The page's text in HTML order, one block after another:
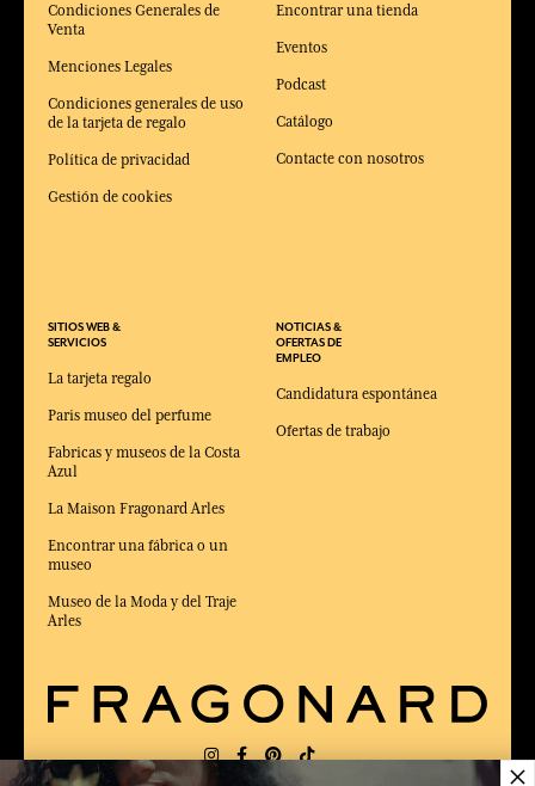
Condiciones Generales de
Venta
Menciones Legales
Condiciones generales de uso
de la tarjeta de regalo
Política de privacidad
Gestión de cookies
SITIOS WEB &
SERVICIOS
La tarjeta regalo
Paris museo del perfume
Fabricas y museos de la Costa
Azul
La Maison Fragonard Arles
Encontrar una fábrica o un
museo
Museo de la Moda y del Traje
Arles
Encontrar una tienda
Eventos
Podcast
Catálogo
Contacte con nosotros
NOTICIAS &
OFERTAS DE
EMPLEO
Candidatura espontánea
Ofertas de trabajo
×